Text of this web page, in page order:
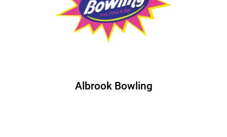
Albrook Bowling